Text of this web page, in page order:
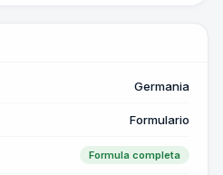
Germania
Formulario
Formula completa